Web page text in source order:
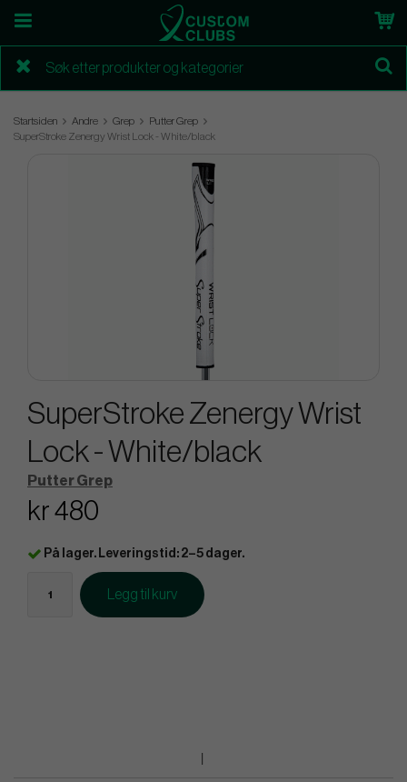
Startsiden Andre Grep
Putter Grep
SuperStroke Zenergy Wrist Lock - White/black
SuperStroke Zenergy Wrist
Lock - White/black
Putter Grep
kr 480
På lager. Leveringstid: 2–5 dager.
Legg til kurv